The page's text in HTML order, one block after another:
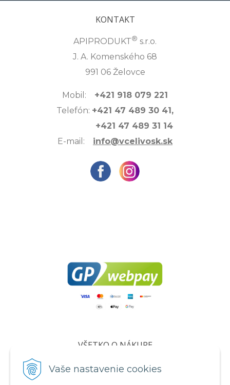
Vaše nastavenie cookies
KONTAKT
APIPRODUKT® s.r.o.
J. A. Komenského 68
991 06 Želovce
Mobil: +421 918 079 221
Telefón: +421 47 489 30 41,
+421 47 489 31 14
E-mail: info@vcelivosk.sk
VŠETKO O NÁKUPE
Certifikáty